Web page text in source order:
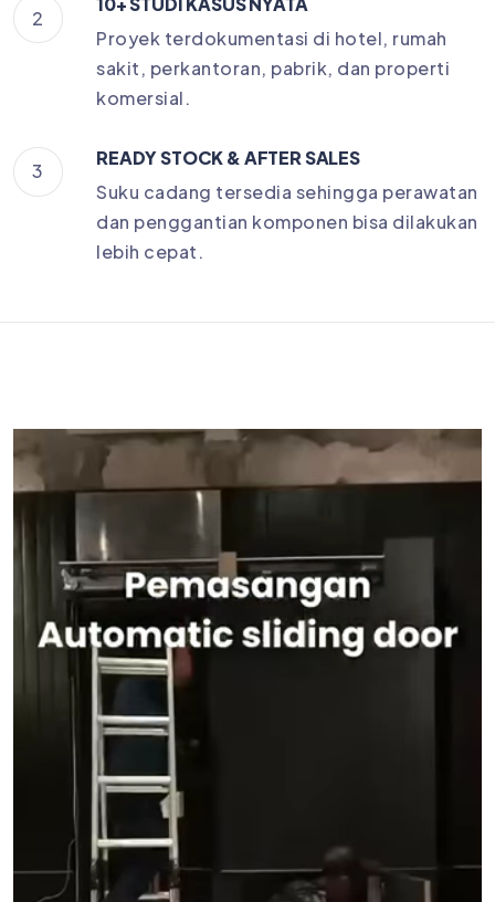
2
Proyek terdokumentasi di hotel, rumah
sakit, perkantoran, pabrik, dan properti
komersial.
3
READY STOCK & AFTER SALES
Suku cadang tersedia sehingga perawatan
dan penggantian komponen bisa dilakukan
lebih cepat.